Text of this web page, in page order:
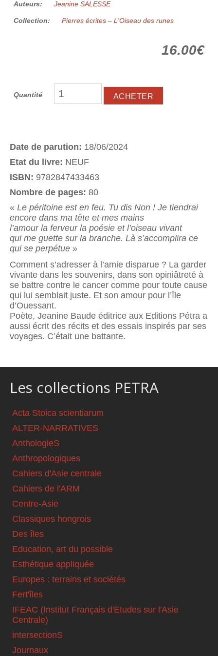
Auteurs: Jeanine SALESSE
Collection: Pierres écrites – L'Oiseau des runes
16.00€
Quantité
Date de parution: 18/06/2024
Etat du livre: NEUF
ISBN: 9782847433463
Nombre de pages: 80
« Le péritoine est en feu. Tu dis Non ! Je tiendrai
encore dans ma tête et mes mains
l’amour la ferveur la poésie et l’oiseau vivant
qui me guette sur la branche. Là s’accomplira ce
qui se perpétue »
Comment s’adresser à l’amie disparue ? La garder
vivante dans les souvenirs, dans son opiniâtreté à
se battre contre le cancer comme pour toute cause
qui lui semblait juste. Et son amour pour l’île
d’Ouessant.
Poète, Jeanine Baude éditrice aux Editions Pétra a
aussi écrit des récits et des essais inspirés par ses
voyages. C’était une battante.
Les collections PETRA
Acta Stoica scientiarum
ALTER-NARRATIVES
AnthologieS
Anthropologiques
Cahiers d'Asie centrale
Cahiers de l'ARM
Centre-Asie
Classiques hongrois
Des îles
Education, art du possible
Esthétique appliquée
Europes : terrains et sociétés
Fert'îles
IFEAC (Institut Français d'Etudes sur l'Asie
Centrale)
intersectionS
Journaux